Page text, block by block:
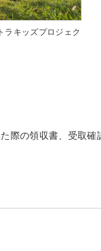
ラキッズプロジェク
際の領収書、受取